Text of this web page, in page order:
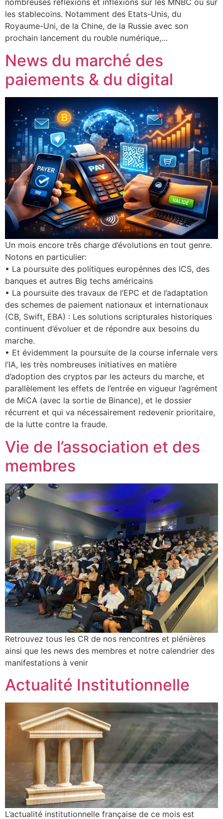
nombreuses réflexions et inflexions sur les MNBC ou sur
les stablecoins. Notamment des Etats-Unis, du
Royaume-Uni, de la Chine, de la Russie avec son
prochain lancement du rouble numérique,…
News du marché des
paiements & du digital
Un mois encore três charge d’évolutions en tout genre.
Notons en particulier:
• La poursuite des politiques europénnes des ICS, des
banques et autres Big techs américains
• La poursuite des travaux de l’EPC et de l’adaptation
des schemes de paiement nationaux et internationaux
(CB, Swift, EBA) : Les solutions scripturales historiques
continuent d’évoluer et de répondre aux besoins du
marche.
• Et évidemment la poursuite de la course infernale vers
l’IA, les très nombreuses initiatives en matière
d’adoption des cryptos par les acteurs du marche, et
parallèlement les effets de l’entrée en vigueur l’agrément
de MiCA (avec la sortie de Binance), et le dossier
récurrent et qui va nécessairement redevenir prioritaire,
de la lutte contre la fraude.
Vie de l’association et des
membres
Retrouvez tous les CR de nos rencontres et plénières
ainsi que les news des membres et notre calendrier des
manifestations à venir
Actualité Institutionnelle
L’actualité institutionnelle française de ce mois est